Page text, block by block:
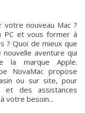
PC et vous former à
? Quoi de mieux que
aventure qui
la marque Apple.
NovaMac propose
ou sur site, pour
et des assistances
votre besoin...